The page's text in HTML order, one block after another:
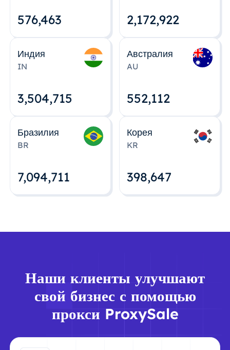
576,463 2,172,922
Индия
IN
3,504,715
Австралия
AU
552,112
Бразилия
BR
7,094,712
Корея
KR
398,648
Наши клиенты улучшают
свой бизнес с помощью
прокси ProxySale